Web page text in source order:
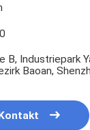
B, Industriepark
Baoan,